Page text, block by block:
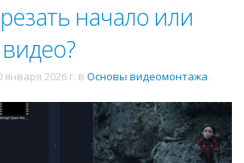
начало или
января 2026 г. в Основы видеомонтажа .